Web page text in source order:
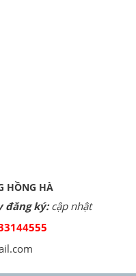
HỒNG HÀ
đăng ký:cập nhật